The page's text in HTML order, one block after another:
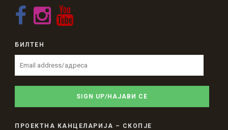
БИЛТЕН
ПРОЕКТНА КАНЦЕЛАРИЈА – СКОПЈЕ